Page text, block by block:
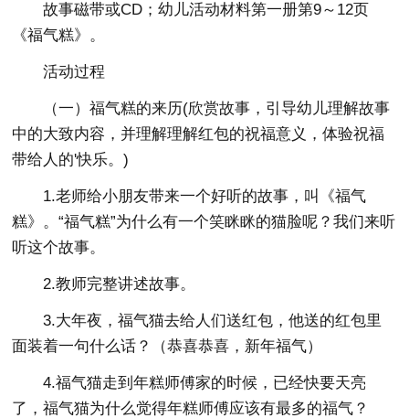
故事磁带或CD；幼儿活动材料第一册第9～12页
《福气糕》。
活动过程
（一）福气糕的来历(欣赏故事，引导幼儿理解故事
中的大致内容，并理解理解红包的祝福意义，体验祝福
带给人的'快乐。)
1.老师给小朋友带来一个好听的故事，叫《福气
糕》。“福气糕”为什么有一个笑眯眯的猫脸呢？我们来听
听这个故事。
2.教师完整讲述故事。
3.大年夜，福气猫去给人们送红包，他送的红包里
面装着一句什么话？（恭喜恭喜，新年福气）
4.福气猫走到年糕师傅家的时候，已经快要天亮
了，福气猫为什么觉得年糕师傅应该有最多的福气？